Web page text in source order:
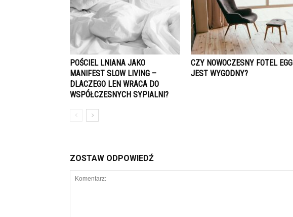
POŚCIEL LNIANA JAKO
MANIFEST SLOW LIVING –
DLACZEGO LEN WRACA DO
WSPÓŁCZESNYCH SYPIALNI?
CZY NOWOCZESNY FOTEL EGG
JEST WYGODNY?
ZOSTAW ODPOWIEDŹ